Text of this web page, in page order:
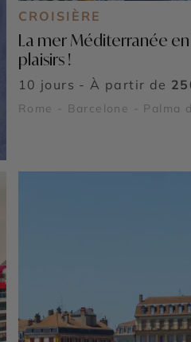
CROISIÈRE
La mer Méditerranée
plaisirs !
10 jours - À partir de
Rome - Barcelone - Palma